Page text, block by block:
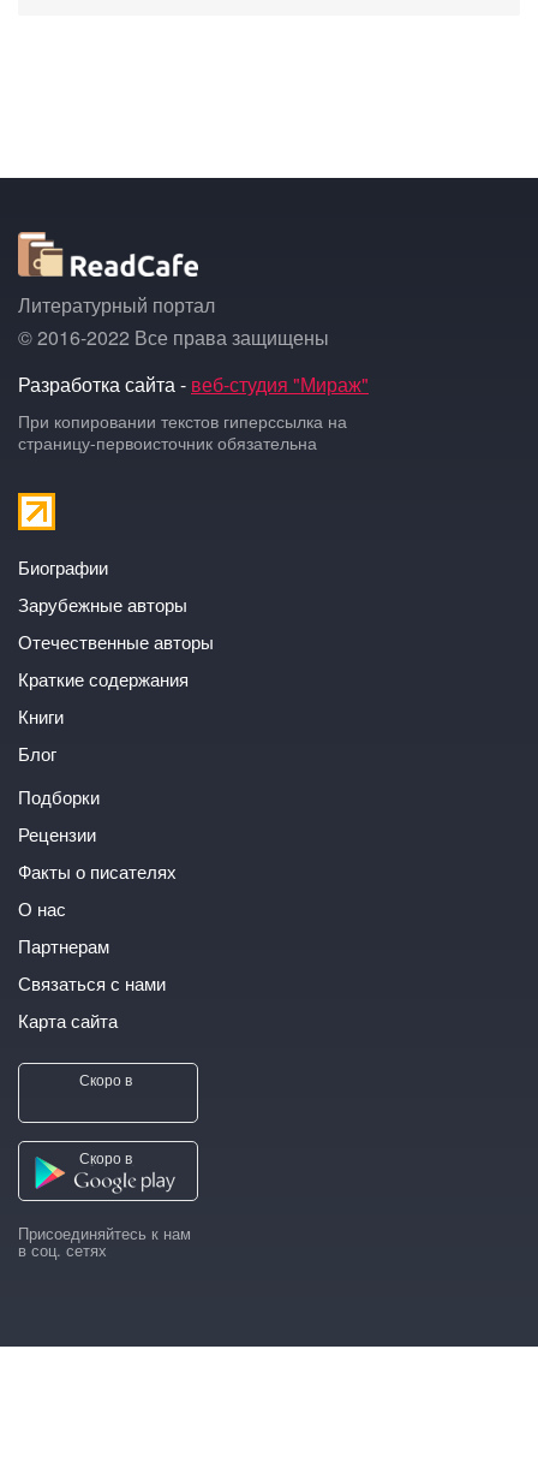
Литературный портал
© 2016-2022 Все права защищены
Разработка сайта - веб-студия "Мираж"
При копировании текстов гиперссылка на
страницу-первоисточник обязательна
Биографии
Зарубежные авторы
Отечественные авторы
Краткие содержания
Книги
Блог
Подборки
Рецензии
Факты о писателях
О нас
Партнерам
Связаться с нами
Карта сайта
Скоро в
Скоро в
Присоединяйтесь к нам
в соц. сетях